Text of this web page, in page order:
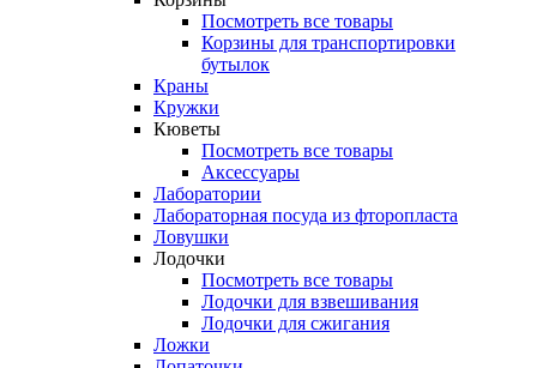
Посмотреть все товары
Корзины для транспортировки
бутылок
Краны
Кружки
Кюветы
Посмотреть все товары
Аксессуары
Лаборатории
Лабораторная посуда из фторопласта
Ловушки
Лодочки
Посмотреть все товары
Лодочки для взвешивания
Лодочки для сжигания
Ложки